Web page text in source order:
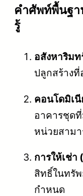
คําศัพท์พื้นฐา
รู้
อสังหาริมท
ปลูกสร้างที่
คอนโดมิเ
อาคารชุด
หน่วยสาม
การให้เช่า
สิทธิ์ในทรัพ
กำหนด